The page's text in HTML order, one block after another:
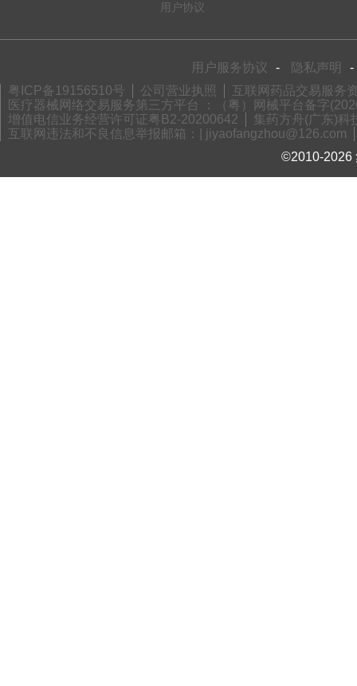
用户协议
用户服务协议 - 隐私声明
-
粤ICP备19156510号
公司营业执照
互联网药品交易服务
医疗器械网络交易服务第三方平台 ：（粤）网械平台备字
增值电信业务经营许可证粤B2-20200642
集药方舟(广东)科
互联网违法和不良信息举报邮箱：| jiyaofangzhou@126.com
©2010-2026